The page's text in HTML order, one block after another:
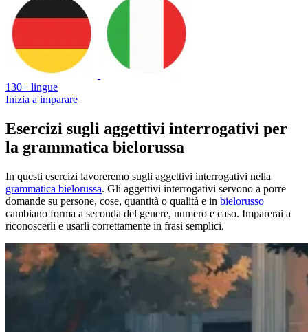
130+ lingue
Inizia a imparare
Esercizi sugli aggettivi interrogativi per
la grammatica bielorussa
In questi esercizi lavoreremo sugli aggettivi interrogativi nella
grammatica bielorussa. Gli aggettivi interrogativi servono a porre
domande su persone, cose, quantità o qualità e in bielorusso
cambiano forma a seconda del genere, numero e caso. Imparerai a
riconoscerli e usarli correttamente in frasi semplici.